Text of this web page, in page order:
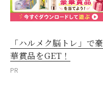
「ハルメク脳トレ」で豪
華賞品をGET！
PR